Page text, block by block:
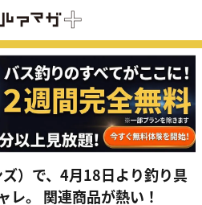
）で、4月18日より釣り具
レ。 関連商品が熱い！